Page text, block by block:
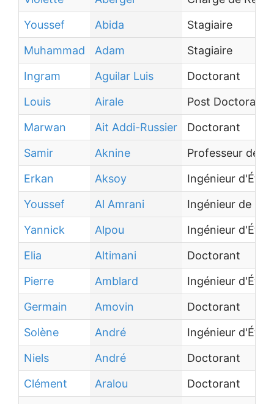
Youssef
Abida
Stagiaire
Muhammad
Adam
Stagiaire
Ingram
Aguilar Luis
Doctorant
Louis
Airale
Post Doctorant
Marwan
Ait Addi-Russier
Doctorant
Samir
Aknine
Professeur des
Erkan
Aksoy
Ingénieur
Youssef
Al Amrani
Ingénieur de
Yannick
Alpou
Ingénieur
Elia
Altimani
Doctorant
Pierre
Amblard
Ingénieur
Germain
Amovin
Doctorant
Solène
André
Ingénieur
Niels
André
Doctorant
Clément
Aralou
Doctorant